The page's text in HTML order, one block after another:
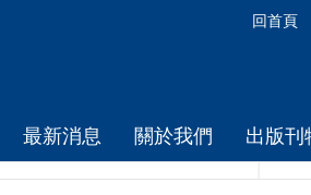
回首頁
最新消息 關於我們 出版刊